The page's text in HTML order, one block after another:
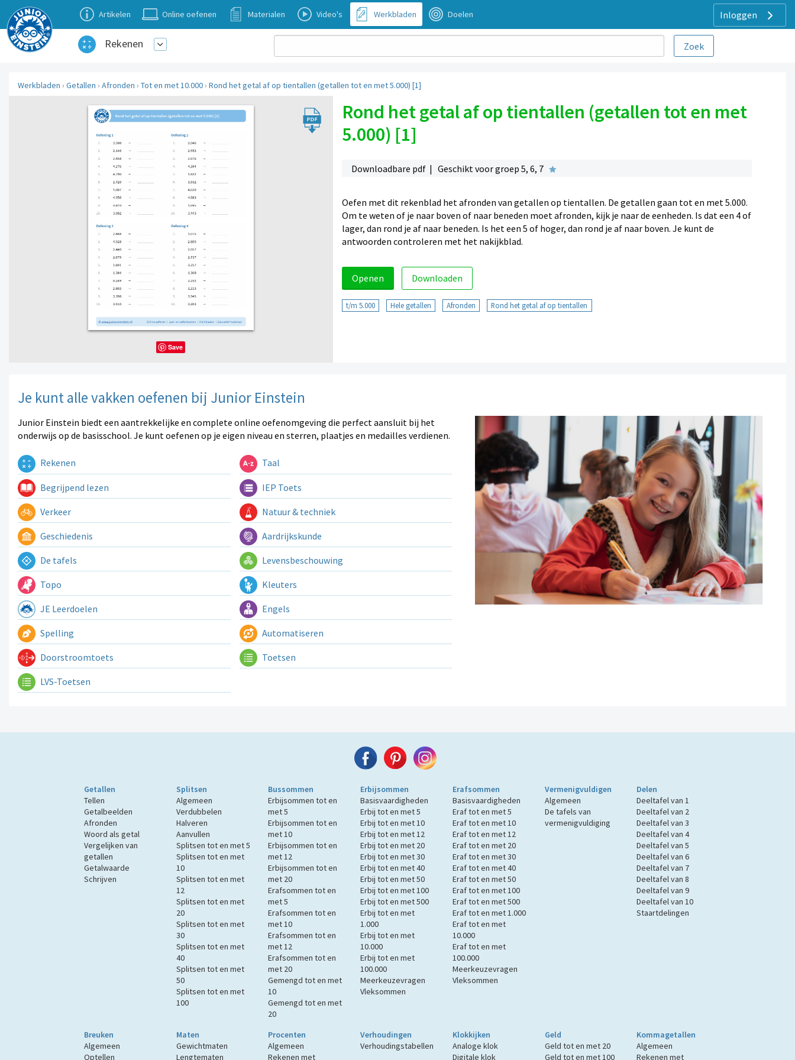
Inloggen
Artikelen Online oefenen Materialen Video's Werkbladen Doelen
Rekenen
Werkbladen › Getallen › Afronden › Tot en met 10.000 › Rond het getal af op tientallen (getallen tot en met 5.000) [1]
Rond het getal af op tientallen (getallen tot en met
5.000) [1]
Downloadbare pdf | Geschikt voor groep 5, 6, 7
Oefen met dit rekenblad het afronden van getallen op tientallen. De getallen gaan tot en met 5.000.
Om te weten of je naar boven of naar beneden moet afronden, kijk je naar de eenheden. Is dat een 4 of
lager, dan rond je af naar beneden. Is het een 5 of hoger, dan rond je af naar boven. Je kunt de
antwoorden controleren met het nakijkblad.
Openen Downloaden
t/m 5.000 Hele getallen Afronden Rond het getal af op tientallen
Save
Je kunt alle vakken oefenen bij Junior Einstein
Junior Einstein biedt een aantrekkelijke en complete online oefenomgeving die perfect aansluit bij het
onderwijs op de basisschool. Je kunt oefenen op je eigen niveau en sterren, plaatjes en medailles verdienen.
Rekenen Taal
Begrijpend lezen IEP Toets
Verkeer Natuur & techniek
Geschiedenis Aardrijkskunde
De tafels Levensbeschouwing
Topo Kleuters
JE Leerdoelen Engels
Spelling Automatiseren
Doorstroomtoets Toetsen
LVS-Toetsen
Getallen
Tellen
Getalbeelden
Afronden
Woord als getal
Vergelijken van
getallen
Getalwaarde
Schrijven
Splitsen
Algemeen
Verdubbelen
Halveren
Aanvullen
Splitsen tot en met 5
Splitsen tot en met
10
Splitsen tot en met
12
Splitsen tot en met
20
Splitsen tot en met
30
Splitsen tot en met
40
Splitsen tot en met
50
Splitsen tot en met
100
Bussommen
Erbijsommen tot en
met 5
Erbijsommen tot en
met 10
Erbijsommen tot en
met 12
Erbijsommen tot en
met 20
Erafsommen tot en
met 5
Erafsommen tot en
met 10
Erafsommen tot en
met 12
Erafsommen tot en
met 20
Gemengd tot en met
10
Gemengd tot en met
20
Erbijsommen
Basisvaardigheden
Erbij tot en met 5
Erbij tot en met 10
Erbij tot en met 12
Erbij tot en met 20
Erbij tot en met 30
Erbij tot en met 40
Erbij tot en met 50
Erbij tot en met 100
Erbij tot en met 500
Erbij tot en met
1.000
Erbij tot en met
10.000
Erbij tot en met
100.000
Meerkeuzevragen
Vleksommen
Erafsommen
Basisvaardigheden
Eraf tot en met 5
Eraf tot en met 10
Eraf tot en met 12
Eraf tot en met 20
Eraf tot en met 30
Eraf tot en met 40
Eraf tot en met 50
Eraf tot en met 100
Eraf tot en met 500
Eraf tot en met 1.000
Eraf tot en met
10.000
Eraf tot en met
100.000
Meerkeuzevragen
Vleksommen
Vermenigvuldigen
Algemeen
De tafels van
vermenigvuldiging
Delen
Deeltafel van 1
Deeltafel van 2
Deeltafel van 3
Deeltafel van 4
Deeltafel van 5
Deeltafel van 6
Deeltafel van 7
Deeltafel van 8
Deeltafel van 9
Deeltafel van 10
Staartdelingen
Breuken
Algemeen
Optellen
Maten
Gewichtmaten
Lengtematen
Procenten
Algemeen
Rekenen met
Verhoudingen
Verhoudingstabellen
Klokkijken
Analoge klok
Digitale klok
Geld
Geld tot en met 20
Geld tot en met 100
Kommagetallen
Algemeen
Rekenen met